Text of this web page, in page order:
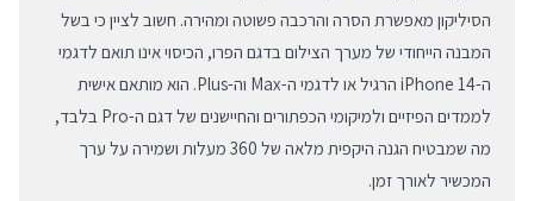
הסיליקון מאפשרת הסרה והרכבה פשוטה ומהירה. חשוב לציין כי בשל
המבנה הייחודי של מערך הצילום בדגם הפרו, הכיסוי אינו תואם לדגמי
ה-iPhone 14 הרגיל או לדגמי ה-Max וה-Plus. הוא מותאם אישית
לממדים הפיזיים ולמיקומי הכפתורים והחיישנים של דגם ה-Pro בלבד,
מה שמבטיח הגנה היקפית מלאה של 360 מעלות ושמירה על ערך
המכשיר לאורך זמן.